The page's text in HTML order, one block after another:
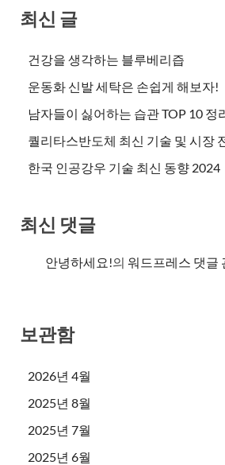
최신 글
건강을 생각하는 블루베리즙
운동화 신발 세탁은 손쉽게 해보자!
남자들이 싫어하는 습관 TOP 10 정
퀄리타스반도체 최신 기술 및 시장
한국 인공강우 기술 최신 동향 2024
최신 댓글
안녕하세요!의 워드프레스 댓글
보관함
2026년 4월
2025년 8월
2025년 7월
2025년 6월